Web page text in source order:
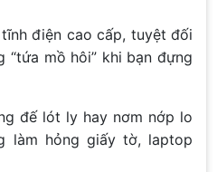
điện cao cấp, tuyệt đối
“tứa mồ hôi” khi bạn đựng
đế lót ly hay nơm nớp lo
làm hỏng giấy tờ, laptop